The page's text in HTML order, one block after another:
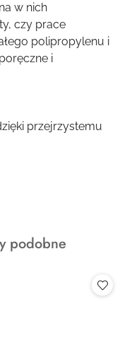
w nich
czy prace
polipropylenu i
i
przejrzystemu
podobne